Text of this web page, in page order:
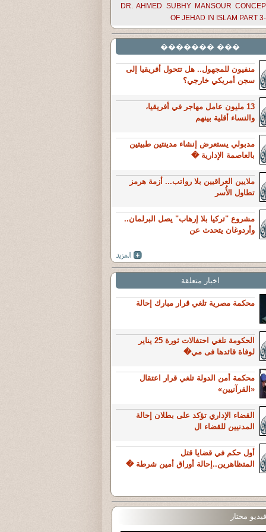
DR. AHMED SUBHY MANSOUR
OF JEHAD IN ISLAM PART
��� �������
منفيون للمجهول.. هل تتحول أفريقيا إلى
سجن أمريكي خارجي؟
13 مليون عامل مهاجر في أفريقيا،
والنساء أقلية بينهم
مدبولي يستعرض إنشاء مدينتين طبيتين
بالعاصمة الإدارية �
ملايين العراقيين بلا رواتب... أزمة هرمز
تطاول الأُسر
مشروع "تركيا بلا إرهاب" يصل البرلمان..
وأردوغان يتحدث عن
اخبار متعلقة
محكمة مصرية تلغي قرار مبارك إحالة
الحكومة تلغي احتفالات ثورة 25 يناير
لوفاة قائدها فى مي�
محكمة أمن الدولة تلغي قرار اعتقال
«القرآنيين»
القضاء الإداري تؤكد على بطلان إحالة
المدنيين للقضاء ال
أول حكم في قضايا قتل
المتظاهرين..إحالة أوراق أمين شرطة �
فيديو مختار